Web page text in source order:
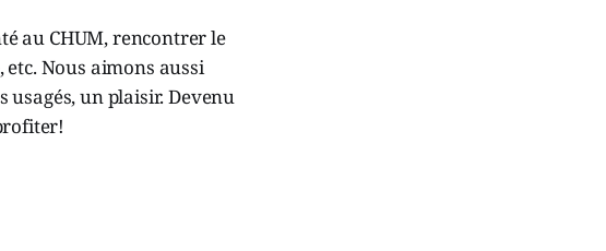
au CHUM, rencontrer le
Nous aimons aussi
usagés, un plaisir. Devenu